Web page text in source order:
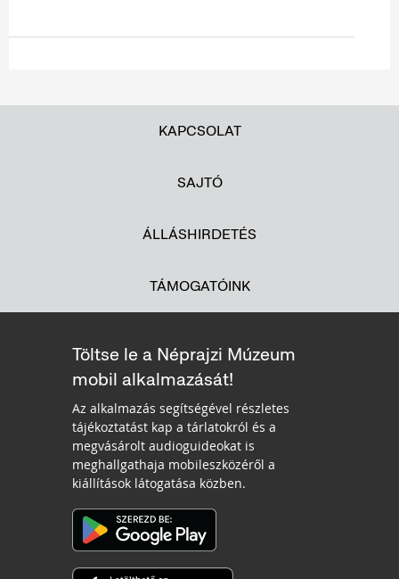
KAPCSOLAT
SAJTÓ
ÁLLÁSHIRDETÉS
TÁMOGATÓINK
Töltse le a Néprajzi Múzeum
mobil alkalmazását!
Az alkalmazás segítségével részletes
tájékoztatást kap a tárlatokról és a
megvásárolt audioguideokat is
meghallgathaja mobileszközéről a
kiállítások látogatása közben.